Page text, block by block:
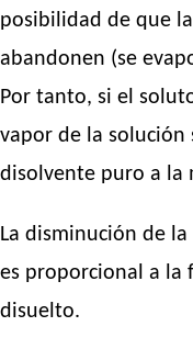
posibilidad de que
abandonen (se
Por tanto, si el
vapor de la solución
disolvente puro a la
La disminución de
es proporcional a la
disuelto.